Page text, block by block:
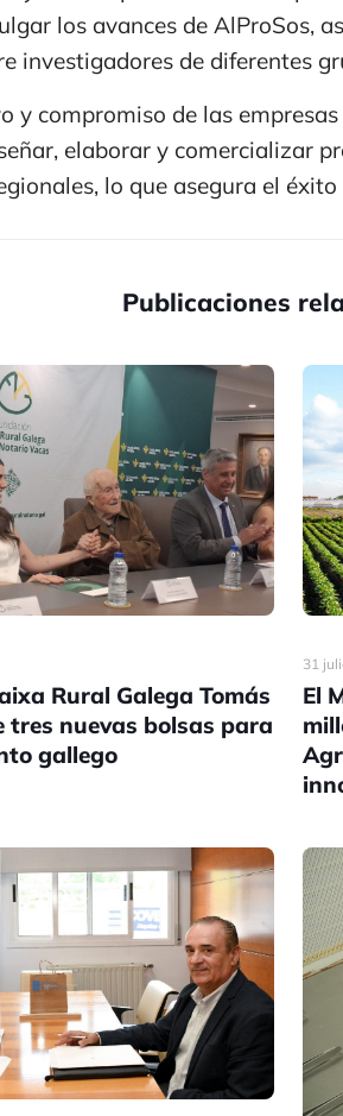
los avances de AlProSos,
investigadores de diferentes
y compromiso de las
elaborar y comercializar
lo que asegura el
Publicaciones
Rural Galega Tomás
tres nuevas bolsas para
gallego
31
El